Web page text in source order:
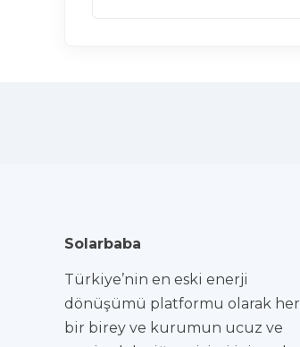
Solarbaba
Türkiye’nin en eski enerji
dönüşümü platformu olarak her
bir birey ve kurumun ucuz ve